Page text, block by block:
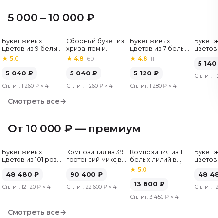
5 000 – 10 000 ₽
Букет живых
цветов из 9 белых
роз, Эквадор, 60
см
★ 5.0· 1
5 040 ₽
Сплит: 1 260 ₽ × 4
Хит
Сборный букет из
хризантем и
альстромерий
★ 4.8· 60
5 040 ₽
Сплит: 1 260 ₽× 4
Букет живых
цветов из 7 белых
хризантем
★4.8·11
5 120 ₽
Сплит:1 280 ₽ × 4
Букет
цветов
5 140
Сплит: 1
Смотреть все→
От 10 000 ₽ — премиум
Букет живых
цветов из 101 розы
см
48 480 ₽
Сплит: 12 120 ₽ × 4
Композиция из 39
гортензий микс в
90 400 ₽
Сплит: 22 600 ₽× 4
Композиция из 11
белых лилий в
шляпной коробке
★5.0·1
13 800 ₽
Сплит:3 450 ₽ × 4
Букет
цветов
см
48
Сплит:
Смотреть все→